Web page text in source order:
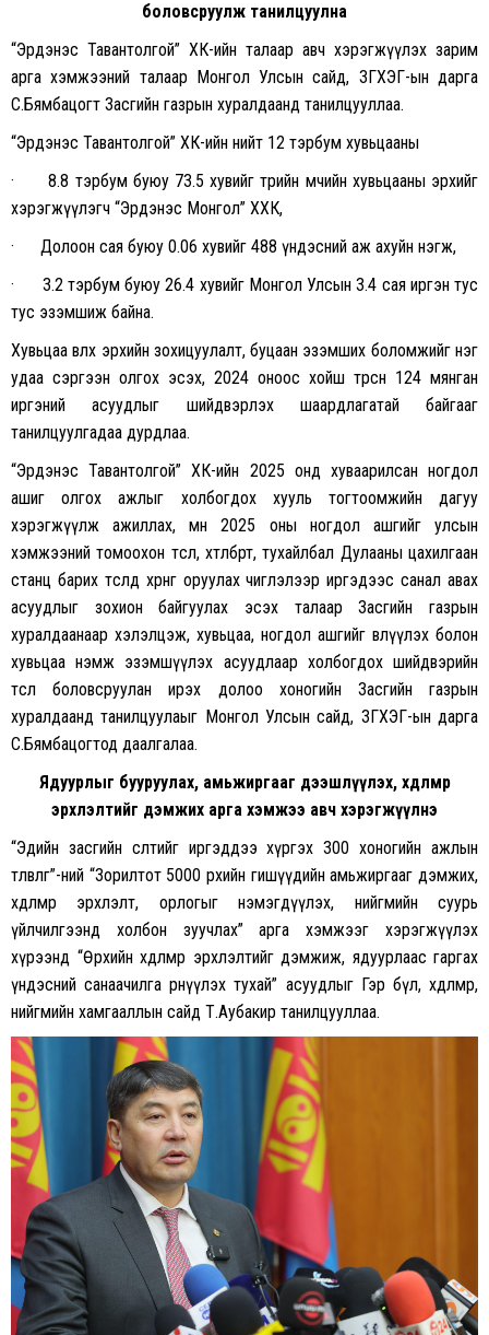
боловсруулж танилцуулна
“Эрдэнэс Тавантолгой” ХК-ийн талаар авч хэрэгжүүлэх зарим
арга хэмжээний талаар Монгол Улсын сайд, ЗГХЭГ-ын дарга
С.Бямбацогт Засгийн газрын хуралдаанд танилцууллаа.
“Эрдэнэс Тавантолгой” ХК-ийн нийт 12 тэрбум хувьцааны
· 8.8 тэрбум буюу 73.5 хувийг төрийн өмчийн хувьцааны эрхийг
хэрэгжүүлэгч “Эрдэнэс Монгол” ХХК,
· Долоон сая буюу 0.06 хувийг 488 үндэсний аж ахуйн нэгж,
· 3.2 тэрбум буюу 26.4 хувийг Монгол Улсын 3.4 сая иргэн тус
тус эзэмшиж байна.
Хувьцаа өвлөх эрхийн зохицуулалт, буцаан эзэмших боломжийг нэг
удаа сэргээн олгох эсэх, 2024 оноос хойш төрсөн 124 мянган
иргэний асуудлыг шийдвэрлэх шаардлагатай байгааг
танилцуулгадаа дурдлаа.
“Эрдэнэс Тавантолгой” ХК-ийн 2025 онд хуваарилсан ногдол
ашиг олгох ажлыг холбогдох хууль тогтоомжийн дагуу
хэрэгжүүлж ажиллах, мөн 2025 оны ногдол ашгийг улсын
хэмжээний томоохон төсөл, хөтөлбөрт, тухайлбал Дулааны цахилгаан
станц барих төсөлд хөрөнгө оруулах чиглэлээр иргэдээс санал авах
асуудлыг зохион байгуулах эсэх талаар Засгийн газрын
хуралдаанаар хэлэлцэж, хувьцаа, ногдол ашгийг өвлүүлэх болон
хувьцаа нэмж эзэмшүүлэх асуудлаар холбогдох шийдвэрийн
төсөл боловсруулан ирэх долоо хоногийн Засгийн газрын
хуралдаанд танилцуулаыг Монгол Улсын сайд, ЗГХЭГ-ын дарга
С.Бямбацогтод даалгалаа.
Ядуурлыг бууруулах, амьжиргааг дээшлүүлэх, хөдөлмөр
эрхлэлтийг дэмжих арга хэмжээ авч хэрэгжүүлнэ
“Эдийн засгийн өсөлтийг иргэддээ хүргэх 300 хоногийн ажлын
төлөвлөгөө”-ний “Зорилтот 5000 өрхийн гишүүдийн амьжиргааг дэмжих,
хөдөлмөр эрхлэлт, орлогыг нэмэгдүүлэх, нийгмийн суурь
үйлчилгээнд холбон зуучлах” арга хэмжээг хэрэгжүүлэх
хүрээнд “Өрхийн хөдөлмөр эрхлэлтийг дэмжиж, ядуурлаас гаргах
үндэсний санаачилга өрнүүлэх тухай” асуудлыг Гэр бүл, хөдөлмөр,
нийгмийн хамгааллын сайд Т.Аубакир танилцууллаа.